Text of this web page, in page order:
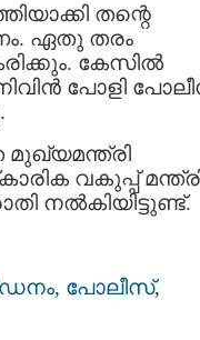
തന്റെ
ഏതു തരം
കേസില്‍
പോളി
മുഖ്യമന്ത്രി
വകുപ്പ്
നല്‍കിയിട്ടുണ്ട്.
, പോലീസ്‌,